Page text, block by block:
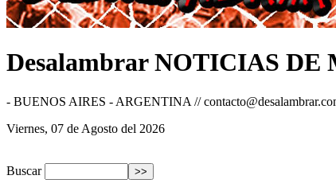
DesalambrarNOTICIAS DE
- BUENOS AIRES - ARGENTINA //
Viernes, 07 de Agosto del 2026
Buscar